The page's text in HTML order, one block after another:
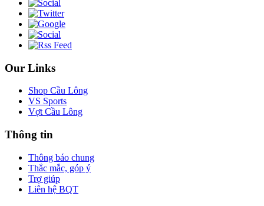
Our Links
Shop Cầu Lông
VS Sports
Vợt Cầu Lông
Thông tin
Thông báo chung
Thắc mắc, góp ý
Trợ giúp
Liên hệ BQT